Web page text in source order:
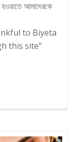
আমাদেরকে
to Biyeta
this site”